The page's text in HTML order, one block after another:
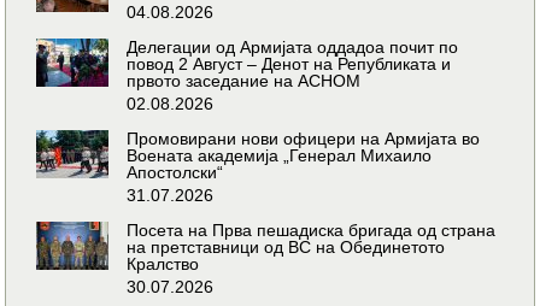
04.08.2026
Делегации од Армијата оддадоа почит по
повод 2 Август – Денот на Републиката и
првото заседание на АСНОМ
02.08.2026
Промовирани нови офицери на Армијата во
Воената академија „Генерал Михаило
Апостолски“
31.07.2026
Посета на Прва пешадиска бригада од страна
на претставници од ВС на Обединетото
Кралство
30.07.2026